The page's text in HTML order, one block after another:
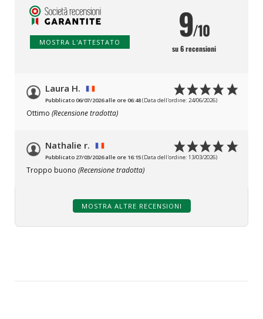
MOSTRA L'ATTESTATO 9/10
su 6 recensioni
Laura H.
Pubblicato 06/07/2026 alle ore 06:48(Data dell'ordine: 24/06/2026)
Ottimo (Recensione tradotta)
Nathalie r.
Pubblicato 27/03/2026 alle ore 16:15(Data dell'ordine: 13/03/2026)
Troppo buono (Recensione tradotta)
MOSTRA ALTRE RECENSIONI